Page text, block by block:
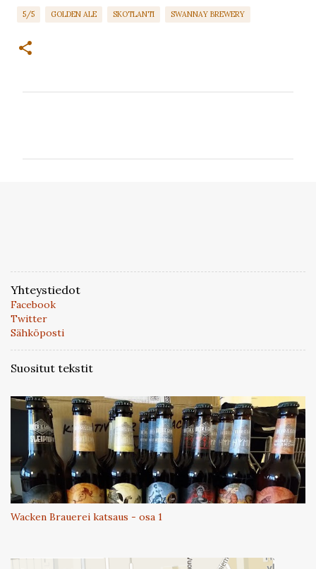
5/5 GOLDEN ALE SKOTLANTI SWANNAY BREWERY
t
Yhteystiedot
Facebook
Twitter
Sähköposti
Suositut tekstit
Wacken Brauerei katsaus - osa 1